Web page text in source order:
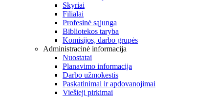
Skyriai
Filialai
Profesinė sąjunga
Bibliotekos taryba
Komisijos, darbo grupės
Administracinė informacija
Nuostatai
Planavimo informacija
Darbo užmokestis
Paskatinimai ir apdovanojimai
Viešieji pirkimai